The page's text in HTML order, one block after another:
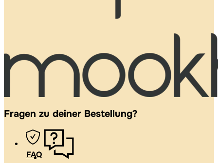
Fragen zu deiner Bestellung?
FAQ